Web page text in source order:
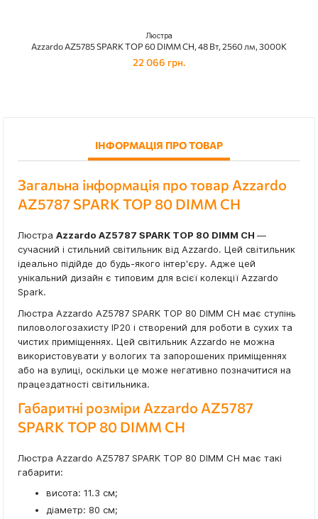
Люстра
Azzardo AZ5785 SPARK TOP 60 DIMM CH, 48 Вт, 2560 лм, 3000К
22 066 грн.
ІНФОРМАЦІЯ ПРО ТОВАР
Загальна інформація про товар Azzardo
AZ5787 SPARK TOP 80 DIMM CH
Люстра Azzardo AZ5787 SPARK TOP 80 DIMM CH —
сучасний і стильний світильник від Azzardo. Цей світильник
ідеально підійде до будь-якого інтер'єру. Адже цей
унікальний дизайн є типовим для всієї колекції Azzardo
Spark.
Люстра Azzardo AZ5787 SPARK TOP 80 DIMM CH має ступінь
пиловологозахисту IP20 і створений для роботи в сухих та
чистих приміщеннях. Цей світильник Azzardo не можна
використовувати у вологих та запорошених приміщеннях
або на вулиці, оскільки це може негативно позначитися на
працездатності світильника.
Габаритні розміри Azzardo AZ5787
SPARK TOP 80 DIMM CH
Люстра Azzardo AZ5787 SPARK TOP 80 DIMM CH має такі
габарити:
висота: 11.3 см;
діаметр: 80 см;